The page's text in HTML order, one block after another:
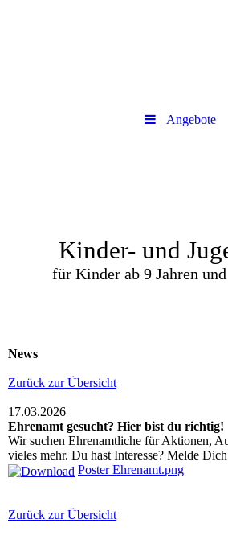
Angebote
Kinder- und
für Kinder ab 9 Jahren
News
Zurück zur Übersicht
17.03.2026
Ehrenamt gesucht? Hier bist du richtig!
Wir suchen Ehrenamtliche für Aktionen,
vieles mehr. Du hast Interesse? Melde
Poster Ehrenamt.png
Zurück zur Übersicht